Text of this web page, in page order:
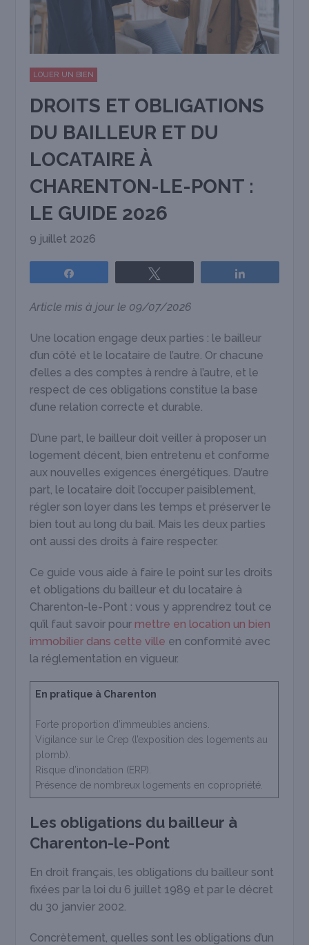
LOUER UN BIEN
DROITS ET OBLIGATIONS
DU BAILLEUR ET DU
LOCATAIRE À
CHARENTON-LE-PONT :
LE GUIDE 2026
9 juillet 2026
Article mis à jour le 09/07/2026
Une location engage deux parties : le bailleur
d’un côté et le locataire de l’autre. Or chacune
d’elles a des comptes à rendre à l’autre, et le
respect de ces obligations constitue la base
d’une relation correcte et durable.
D’une part, le bailleur doit veiller à proposer un
logement décent, bien entretenu et conforme
aux nouvelles exigences énergétiques. D’autre
part, le locataire doit l’occuper paisiblement,
régler son loyer dans les temps et préserver le
bien tout au long du bail. Mais les deux parties
ont aussi des droits à faire respecter.
Ce guide vous aide à faire le point sur les droits
et obligations du bailleur et du locataire à
Charenton-le-Pont : vous y apprendrez tout ce
qu’il faut savoir pour mettre en location un bien
immobilier dans cette ville en conformité avec
la réglementation en vigueur.
En pratique à Charenton
Forte proportion d’immeubles anciens.
Vigilance sur le Crep (l’exposition des logements au
plomb).
Risque d’inondation (ERP).
Présence de nombreux logements en copropriété.
Les obligations du bailleur à
Charenton-le-Pont
En droit français, les obligations du bailleur sont
fixées par la loi du 6 juillet 1989 et par le décret
du 30 janvier 2002.
Concrètement, quelles sont les obligations d’un